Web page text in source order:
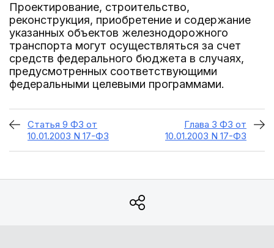
Проектирование, строительство,
реконструкция, приобретение и содержание
указанных объектов железнодорожного
транспорта могут осуществляться за счет
средств федерального бюджета в случаях,
предусмотренных соответствующими
федеральными целевыми программами.
Статья 9 ФЗ от
10.01.2003 N 17-ФЗ
Глава 3 ФЗ от
10.01.2003 N 17-ФЗ